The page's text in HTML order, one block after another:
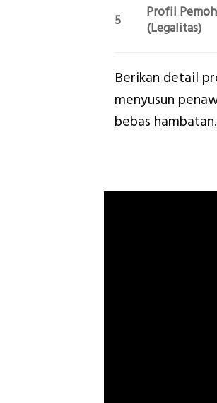
5
Profil
(Legalitas)
Berikan detail
menyusun
bebas